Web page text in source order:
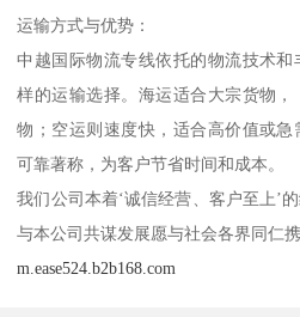
运输方式与优势：
中越国际物流专线依托的物流技术
样的运输选择。海运适合大宗货物
物；空运则速度快，适合高价值或急
可靠著称，为客户节省时间和成本。
我们公司本着‘诚信经营、客户至上’
与本公司共谋发展愿与社会各界同仁携
m.ease524.b2b168.com